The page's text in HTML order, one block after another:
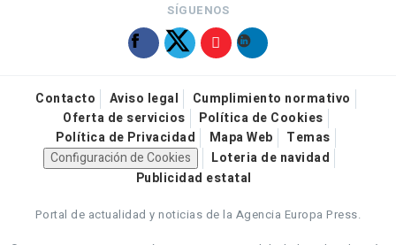
SÍGUENOS
Contacto Aviso legal
Cumplimiento normativo
Oferta de servicios
Política de Cookies
Política de Privacidad
Mapa Web
Temas
Configuración de Cookies
Loteria de navidad
Publicidad estatal
Portal de actualidad y noticias de la Agencia Europa Press.